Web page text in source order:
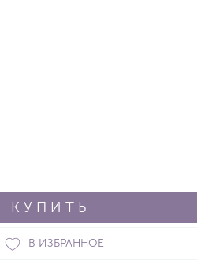
КУПИТЬ
В ИЗБРАННОЕ